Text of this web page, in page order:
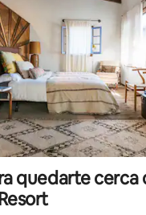
quedarte cerca